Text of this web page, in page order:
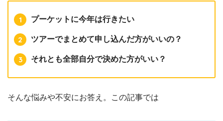
プーケットに今年は行きたい
ツアーでまとめて申し込んだ方がいいの？
それとも全部自分で決めた方がいい？
そんな悩みや不安にお答え。この記事では